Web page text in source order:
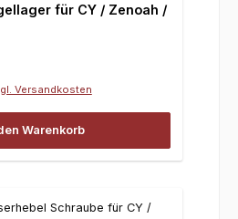
für CY / Zenoah /
Versandkosten
Warenkorb